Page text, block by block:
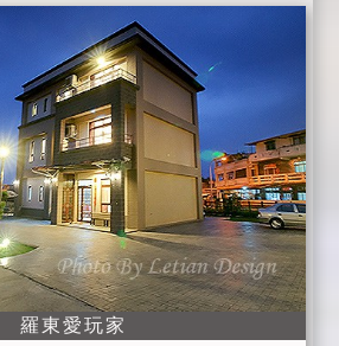
。 ◎內設景觀池，池深約105cm，
於安全考量，兒童使用需有大人陪
全。 ◎為維護鄉村及每位房客隱私
，請降低您的音量。 ◎嚴禁烤肉、
為如發現即報警處理。 ◎本館位於
環境，故蛙聲、蟬聲較大，少許蚊
村田野自然現象，如有不便敬請見
開放烤肉，並禁止施放煙火、爆
康，館內全面禁煙，如有需要，請
吸煙行為，需負責沙發及窗簾清洗
◎當日進房時間pm:3:00～～6:00，
。
羅東愛玩家